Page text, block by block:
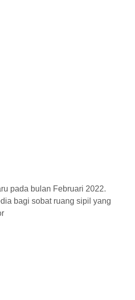
pada bulan Februari 2022.
bagi sobat ruang sipil yang